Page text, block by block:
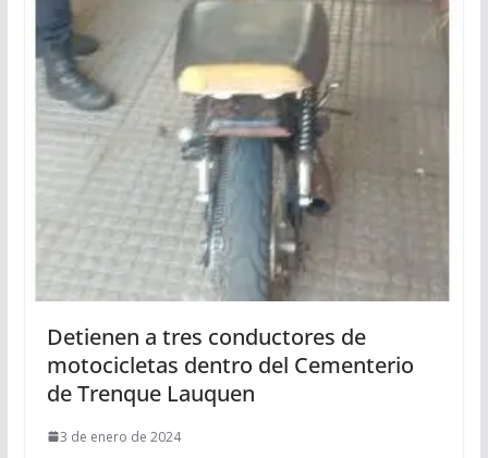
Detienen a tres conductores de
motocicletas dentro del Cementerio
de Trenque Lauquen
3 de enero de 2024